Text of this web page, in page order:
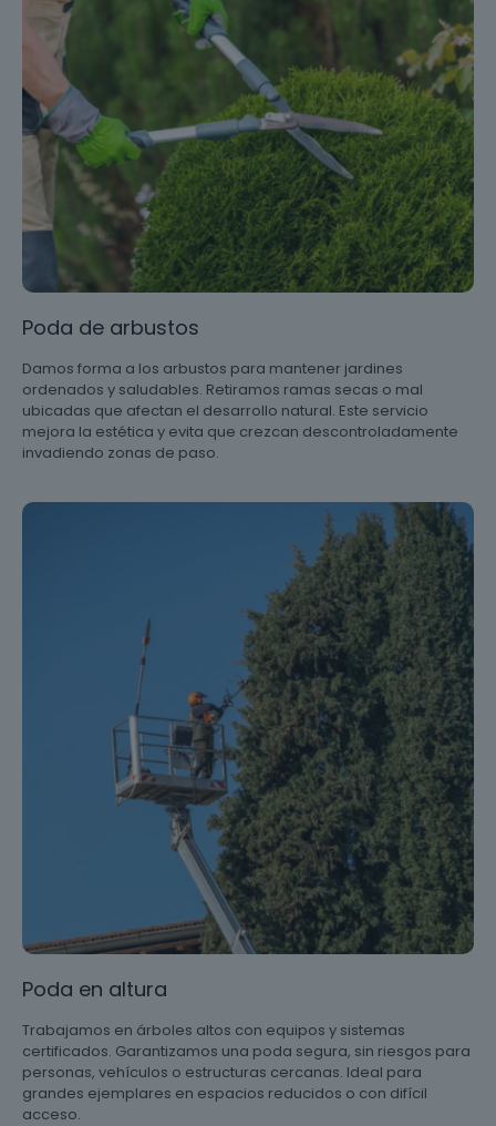
Poda de arbustos
Damos forma a los arbustos para mantener jardines
ordenados y saludables. Retiramos ramas secas o mal
ubicadas que afectan el desarrollo natural. Este servicio
mejora la estética y evita que crezcan descontroladamente
invadiendo zonas de paso.
Poda en altura
Trabajamos en árboles altos con equipos y sistemas
certificados. Garantizamos una poda segura, sin riesgos para
personas, vehículos o estructuras cercanas. Ideal para
grandes ejemplares en espacios reducidos o con difícil
acceso.